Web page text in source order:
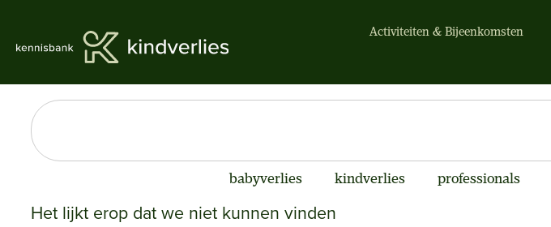
Activiteiten & Bijeenkomsten
babyverlies kindverlies professionals
Het lijkt erop dat we niet kunnen vinden